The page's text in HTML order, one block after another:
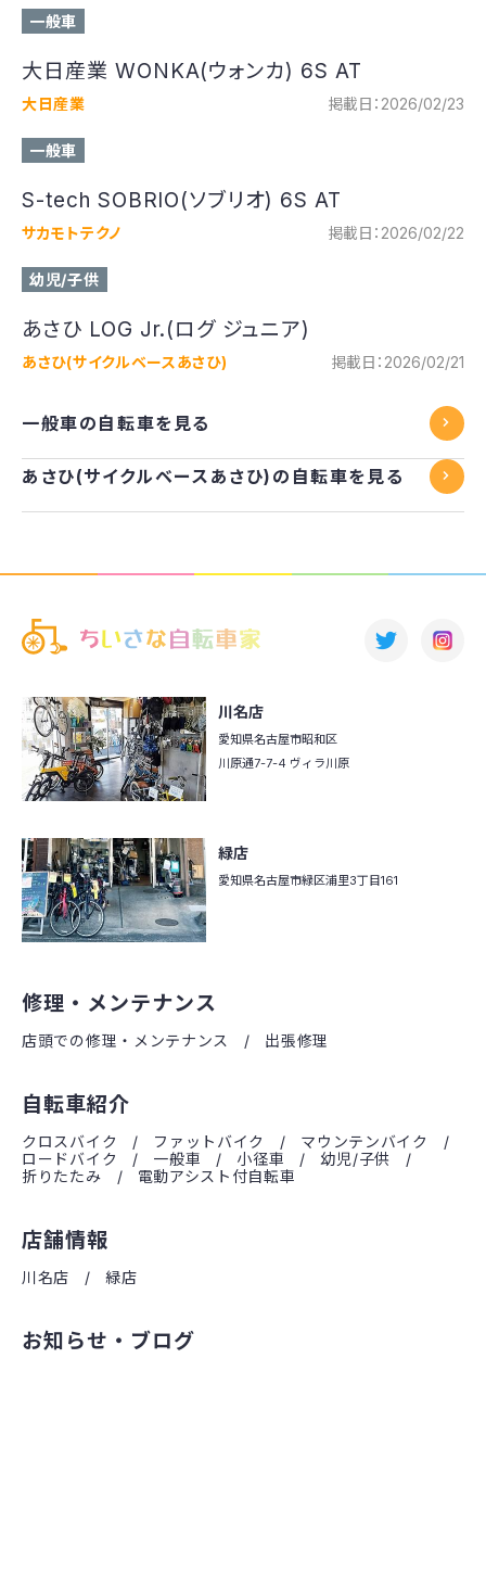
大日産業 WONKA(ウォンカ) 6S AT
一般車
大日産業 掲載日：2026/02/23
S-tech SOBRIO(ソブリオ) 6S AT
一般車
サカモトテクノ 掲載日：2026/02/22
あさひ LOG Jr.(ログ ジュニア)
幼児/子供
あさひ(サイクルベースあさひ) 掲載日：2026/02/21
一般車の自転車を見る
あさひ(サイクルベースあさひ)の自転車を見る
川名店
愛知県名古屋市昭和区
川原通7-7-4 ヴィラ川原
緑店
愛知県名古屋市緑区浦里3丁目161
修理・メンテナンス
店頭での修理・メンテナンス 出張修理
自転車紹介
クロスバイク ファットバイク
マウンテンバイク
ロードバイク
一般車 小径車
幼児/子供
折りたたみ
電動アシスト付自転車
店舗情報
川名店 緑店
お知らせ・ブログ